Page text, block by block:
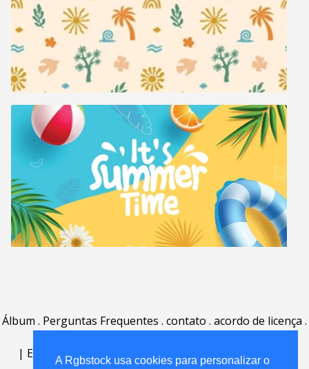
A Rgbstock usa cookies para personalizar o
Álbum . Perguntas Frequentes . contato . acordo de licença .
| English | Deutsch Español Português